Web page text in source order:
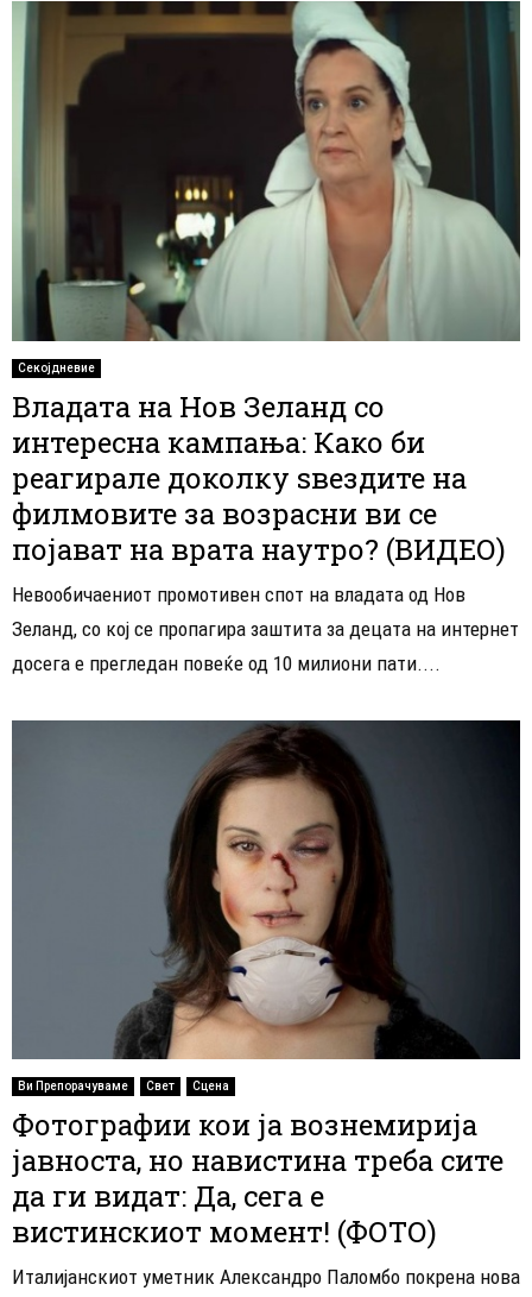
Секојдневие
Владата на Нов Зеланд со
интересна кампања: Како би
реагирале доколку ѕвездите на
филмовите за возрасни ви се
појават на врата наутро? (ВИДЕО)
Невообичаениот промотивен спот на владата од Нов
Зеланд, со кој се пропагира заштита за децата на интернет
досега е прегледан повеќе од 10 милиони пати....
Ви Препорачуваме Свет Сцена
Фотографии кои ја вознемирија
јавноста, но навистина треба сите
да ги видат: Да, сега е
вистинскиот момент! (ФОТО)
Италијанскиот уметник Александро Паломбо покрена нова